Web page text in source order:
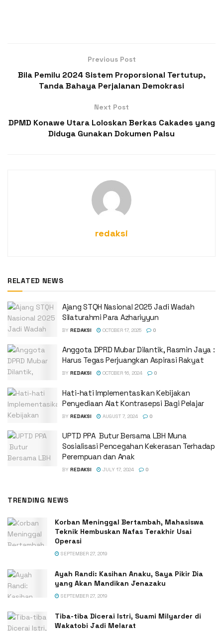
Previous Post
Bila Pemilu 2024 Sistem Proporsional Tertutup,
Tanda Bahaya Perjalanan Demokrasi
Next Post
DPMD Konawe Utara Loloskan Berkas Cakades yang
Diduga Gunakan Dokumen Palsu
redaksi
RELATED NEWS
Ajang STQH Nasional 2025 Jadi Wadah
Silaturahmi Para Azhariyyun
BY REDAKSI OCTOBER 17, 2025 0
Anggota DPRD Mubar Dilantik, Rasmin Jaya :
Harus Tegas Perjuangkan Aspirasi Rakyat
BY REDAKSI OCTOBER 16, 2024 0
Hati-hati Implementasikan Kebijakan
Penyediaan Alat Kontrasepsi Bagi Pelajar
BY REDAKSI AUGUST 7, 2024 0
UPTD PPA Butur Bersama LBH Muna
Sosialisasi Pencegahan Kekerasan Terhadap
Perempuan dan Anak
BY REDAKSI JULY 17, 2024 0
TRENDING NEWS
Korban Meninggal Bertambah, Mahasiswa
Teknik Hembuskan Nafas Terakhir Usai
Operasi
SEPTEMBER 27, 2019
Ayah Randi: Kasihan Anaku, Saya Pikir Dia
yang Akan Mandikan Jenazaku
SEPTEMBER 27, 2019
Tiba-tiba Dicerai Istri, Suami Milyarder di
Wakatobi Jadi Melarat